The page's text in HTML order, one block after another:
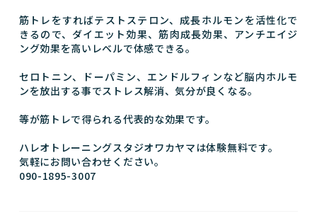
筋トレをすればテストステロン、成長ホルモンを活性化で
きるので、ダイエット効果、筋肉成長効果、アンチエイジ
ング効果を高いレベルで体感できる。
セロトニン、ドーパミン、エンドルフィンなど脳内ホルモ
ンを放出する事でストレス解消、気分が良くなる。
等が筋トレで得られる代表的な効果です。
ハレオトレーニングスタジオワカヤマは体験無料です。
気軽にお問い合わせください。
090-1895-3007